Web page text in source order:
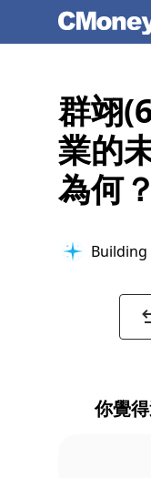
群翊
業的
為何？
Building
你覺